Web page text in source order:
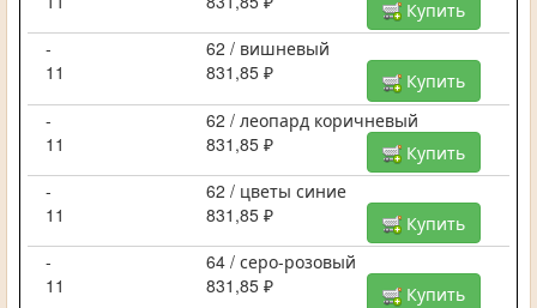
Купить
-
62 / вишневый
11
831,85 ₽
Купить
-
62 / леопард коричневый
11
831,85 ₽
Купить
-
62 / цветы синие
11
831,85 ₽
Купить
-
64 / серо-розовый
11
831,85 ₽
Купить